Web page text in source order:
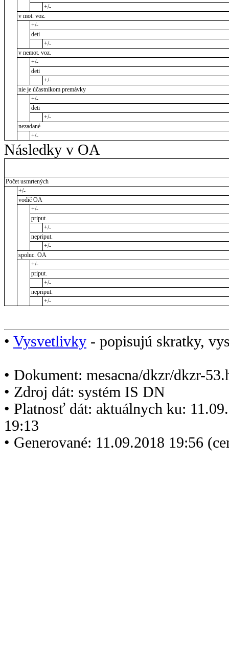
+/-
v mot. voz.
+/-
deti
+/-
v nemot. voz.
+/-
deti
+/-
nie je účastníkom premávky
+/-
deti
+/-
nezadané
+/-
Následky v OA
Počet usmrtených
+/-
vodič OA
+/-
priput.
+/-
nepriput.
+/-
spoluc. OA
+/-
priput.
+/-
nepriput.
+/-
• Vysvetlivky - popisujú skratky,
• Dokument: mesacna/dkzr/dkzr-
• Zdroj dát: systém IS DN
• Platnosť dát: aktuálnych ku:
19:13
• Generované: 11.09.2018 19:56